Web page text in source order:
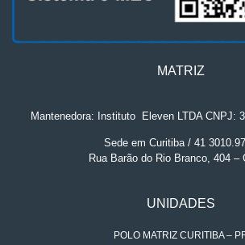
MATRIZ
Mantenedora: Instituto. Eleven LTDA CNPJ:
Sede em Curitiba / 41
Rua Barão do Rio Branco, 404 –
UNIDADES
POLO MATRIZ CURITIBA –